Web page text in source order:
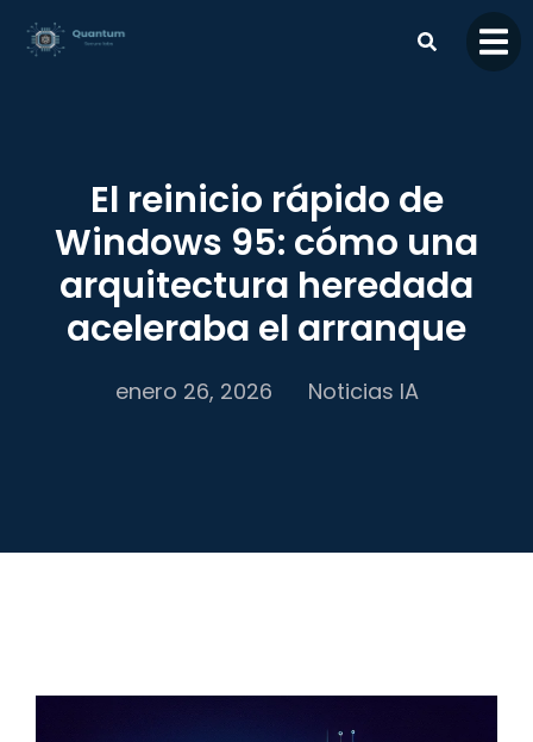
contenido
El reinicio rápido de
Windows 95: cómo una
arquitectura heredada
aceleraba el arranque
enero 26, 2026 Noticias IA